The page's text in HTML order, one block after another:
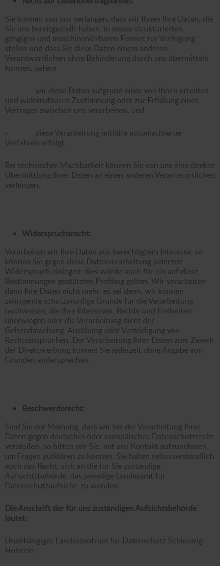
Sie können von uns verlangen, dass wir Ihnen Ihre Daten, die
Sie uns bereitgestellt haben, in einem strukturierten,
gängigen und maschinenlesbaren Format zur Verfügung
stellen und dass Sie diese Daten einem anderen
Verantwortlichen ohne Behinderung durch uns übermitteln
können, sofern
- wir diese Daten aufgrund einer von Ihnen erteilten
und widerrufbaren Zustimmung oder zur Erfüllung eines
Vertrages zwischen uns verarbeiten, und
- diese Verarbeitung mithilfe automatisierter
Verfahren erfolgt.
Bei technischer Machbarkeit können Sie von uns eine direkte
Übermittlung Ihrer Daten an einen anderen Verantwortlichen
verlangen.
Widerspruchsrecht:
Verarbeiten wir Ihre Daten aus berechtigtem Interesse, so
können Sie gegen diese Datenverarbeitung jederzeit
Widerspruch einlegen; dies würde auch für ein auf diese
Bestimmungen gestütztes Profiling gelten. Wir verarbeiten
dann Ihre Daten nicht mehr, es sei denn, wir können
zwingende schutzwürdige Gründe für die Verarbeitung
nachweisen, die Ihre Interessen, Rechte und Freiheiten
überwiegen oder die Verarbeitung dient der
Geltendmachung, Ausübung oder Verteidigung von
Rechtsansprüchen. Der Verarbeitung Ihrer Daten zum Zweck
der Direktwerbung können Sie jederzeit ohne Angabe von
Gründen widersprechen.
Beschwerderecht:
Sind Sie der Meinung, dass wir bei der Verarbeitung Ihrer
Daten gegen deutsches oder europäisches Datenschutzrecht
verstoßen, so bitten wir Sie, mit uns Kontakt aufzunehmen,
um Fragen aufklären zu können. Sie haben selbstverständlich
auch das Recht, sich an die für Sie zuständige
Aufsichtsbehörde, das jeweilige Landesamt für
Datenschutzaufsicht, zu wenden.
Die Anschrift der für uns zuständigen Aufsichtsbehörde
lautet:
Unabhängiges Landeszentrum für Datenschutz Schleswig-
Holstein